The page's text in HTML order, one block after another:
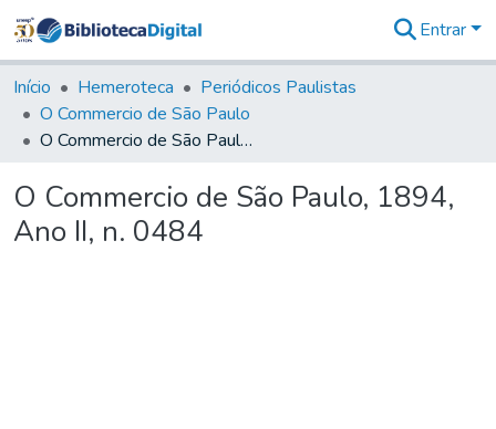
&
Coleções
Tudo na
Biblioteca
Estatísticas
Entrar
Início Hemeroteca
Periódicos Paulistas
O Commercio de São Paulo
O Commercio de São Paulo, 1894, Ano II, n. 0484
O Commercio de São Paulo, 1894,
Ano II, n. 0484